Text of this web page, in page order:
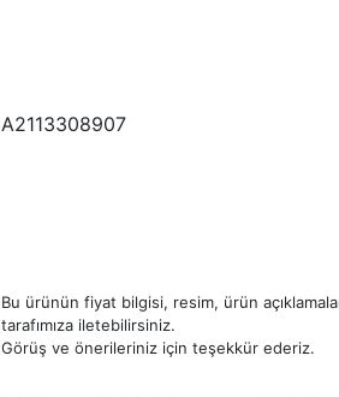
A2113308907
Bu ürünün fiyat bilgisi, resim, ürün
tarafımıza iletebilirsiniz.
Görüş ve önerileriniz için teşekkür ederiz.